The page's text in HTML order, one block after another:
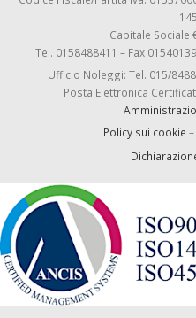
Capitale Sociale
Tel. 0158488411 – Fax
Ufficio Noleggi: Tel. 015/
Posta Elettronica
Policy sui cookie –